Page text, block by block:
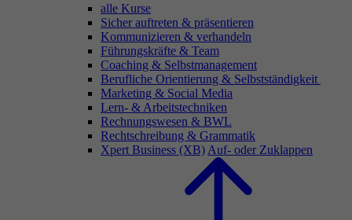
alle Kurse
Sicher auftreten & präsentieren
Kommunizieren & verhandeln
Führungskräfte & Team
Coaching & Selbstmanagement
Berufliche Orientierung & Selbstständigkeit
Marketing & Social Media
Lern- & Arbeitstechniken
Rechnungswesen & BWL
Rechtschreibung & Grammatik
Xpert Business (XB) Auf- oder Zuklappen